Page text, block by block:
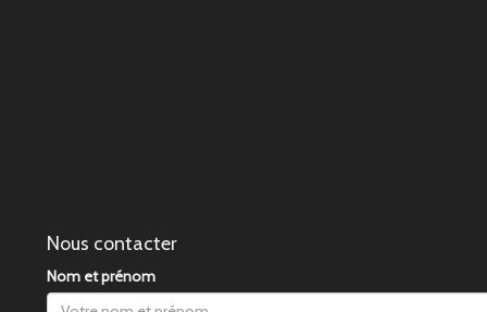
Nous contacter
Nom et prénom